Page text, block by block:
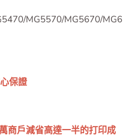
我
MG5570/MG5670/